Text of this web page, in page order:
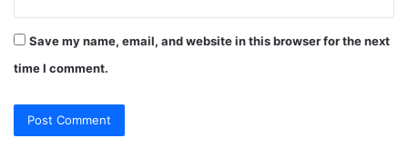
Save my name, email, and website in this browser for the next
time I comment.